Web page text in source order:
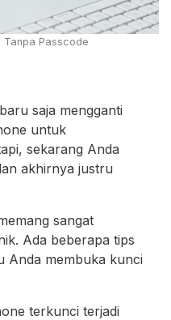
Tanpa Passcode
saja mengganti
untuk
sekarang Anda
akhirnya justru
sangat
Ada beberapa tips
Anda membuka kunci
terkunci terjadi